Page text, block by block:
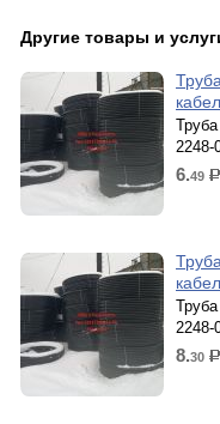
Другие товары и
2248-
6.49 р.
2248-
8.30 р.